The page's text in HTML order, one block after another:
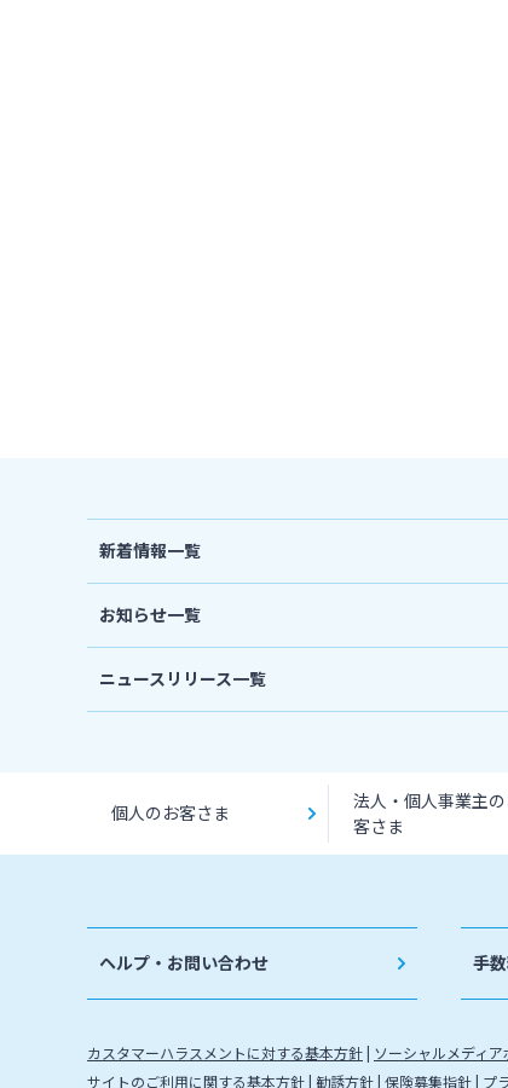
新着情報一覧
お知らせ一覧
ニュースリリース一覧
個人のお客さま
法人・個人事業主
客さま
ヘルプ・お問い合わせ 手
カスタマーハラスメントに対する基本方針 ソーシャルメディア
サイトのご利用に関する基本方針 勧誘方針 保険募集指針 プ